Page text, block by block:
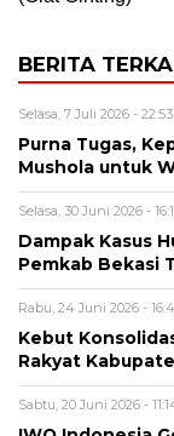
BERITA
Selasa, 7 Juli 2026 -
Purna Tugas,
Mushola untuk
Selasa, 30 Juni 2026 -
Dampak Kasus
Pemkab Bekasi
Rabu, 24 Juni 2026 -
Kebut
Rakyat
Sabtu, 20 Juni 2026 -